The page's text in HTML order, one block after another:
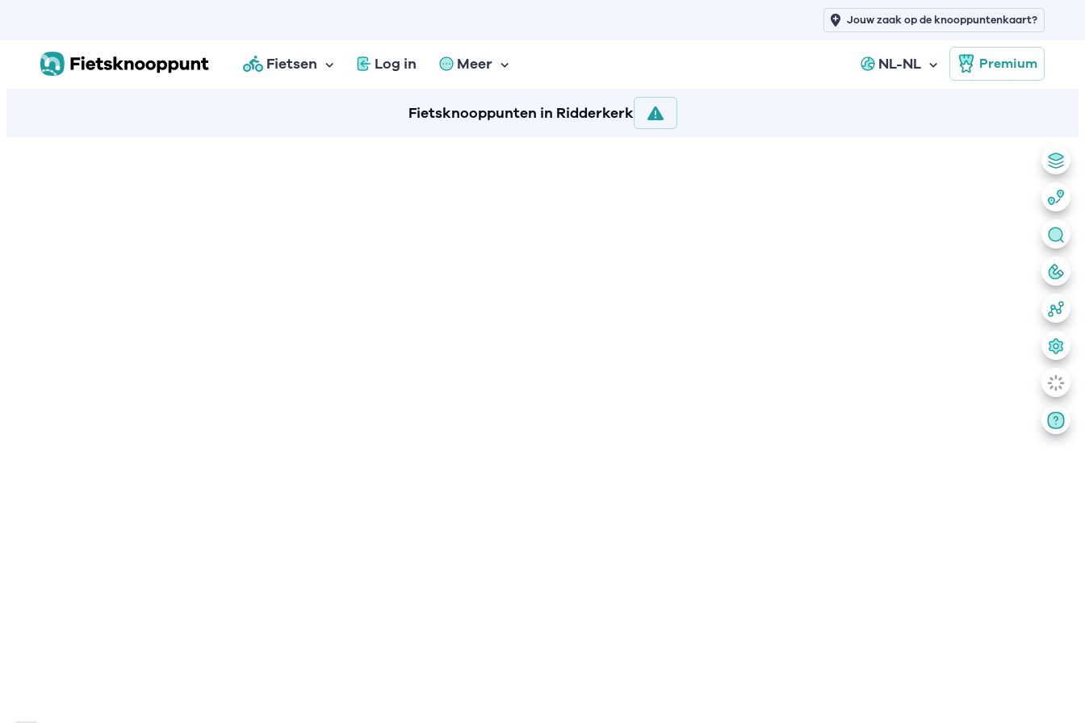
Fietsen Log in Meer NL-NL Premium
Jouw zaak op de knooppuntenkaart?
Fietsknooppunten in Ridderkerk